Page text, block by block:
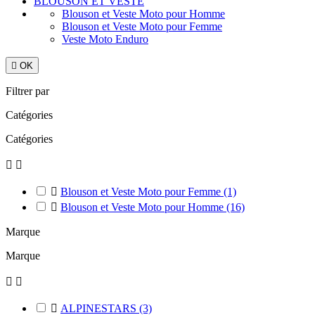
Blouson et Veste Moto pour Homme
Blouson et Veste Moto pour Femme
Veste Moto Enduro
 OK
Filtrer par
Catégories
Catégories
 
 Blouson et Veste Moto pour Femme (1)
 Blouson et Veste Moto pour Homme (16)
Marque
Marque
 
 ALPINESTARS (3)